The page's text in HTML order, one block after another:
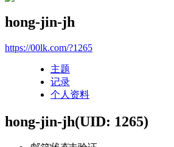
hong-jin-jh
https://00lk.com/?1265
主题
记录
个人资料
hong-jin-jh(UID: 1265)